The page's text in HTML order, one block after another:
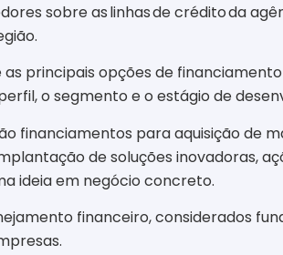
sobre as linhas de crédito da
principais opções de
o segmento e o estágio de
financiamentos para aquisição de
de soluções inovadoras,
ideia em negócio concreto.
financeiro, considerados